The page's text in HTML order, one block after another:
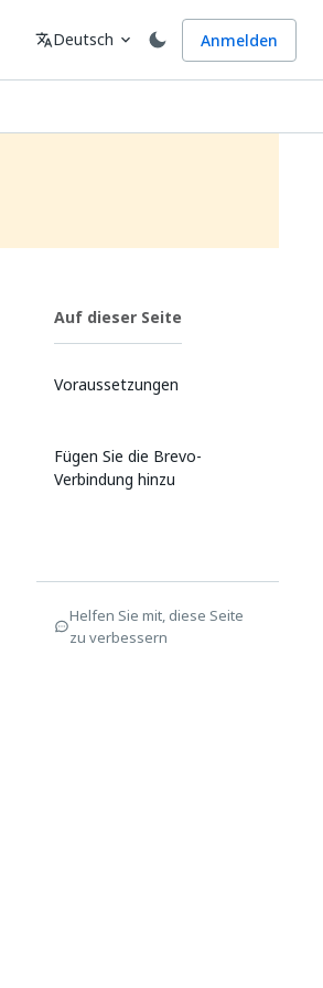
Sprache
translateDeutsch expand_more Anmelden
Auf dieser Seite
Voraussetzungen
Fügen Sie die Brevo-
Verbindung hinzu
Helfen Sie mit, diese Seite
zu verbessern